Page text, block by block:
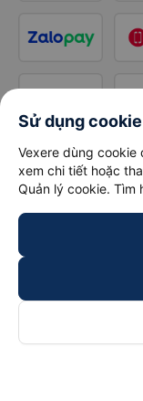
Sử dụng cookie
Vexere dùng cookie
xem chi tiết hoặc
Quản lý cookie. Tìm